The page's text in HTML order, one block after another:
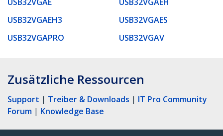
USB32VGAEH3
USB32VGAES
USB32VGAPRO
USB32VGAV
Zusätzliche Ressourcen
Support | Treiber & Downloads | IT Pro Community
Forum | Knowledge Base